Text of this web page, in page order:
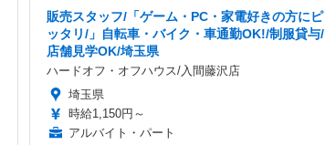
販売スタッフ/「ゲーム・PC・家電好きの方にピ
ッタリ/」自転車・バイク・車通勤OK!/制服貸与/
店舗見学OK/埼玉県
ハードオフ・オフハウス/入間藤沢店
埼玉県
時給1,150円～
アルバイト・パート